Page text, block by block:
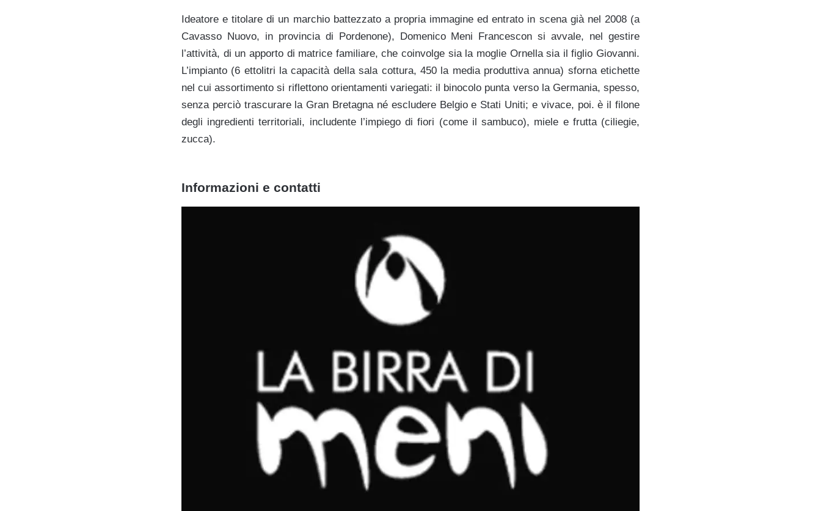
Ideatore e titolare di un marchio battezzato a propria immagine ed entrato in scena già nel 2008 (a
Cavasso Nuovo, in provincia di Pordenone), Domenico Meni Francescon si avvale, nel gestire
l’attività, di un apporto di matrice familiare, che coinvolge sia la moglie Ornella sia il figlio Giovanni.
L’impianto (6 ettolitri la capacità della sala cottura, 450 la media produttiva annua) sforna etichette
nel cui assortimento si riflettono orientamenti variegati: il binocolo punta verso la Germania, spesso,
senza perciò trascurare la Gran Bretagna né escludere Belgio e Stati Uniti; e vivace, poi. è il filone
degli ingredienti territoriali, includente l’impiego di fiori (come il sambuco), miele e frutta (ciliegie,
zucca).
Informazioni e contatti